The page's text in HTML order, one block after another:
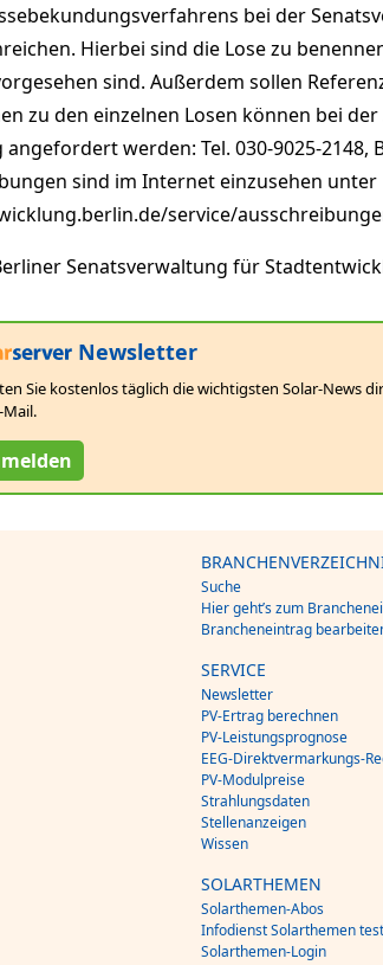
bei der
Hierbei sind die Lose zu
sind. Außerdem sollen
zu den einzelnen Losen können bei
werden: Tel. 030-9025-2148,
sind im Internet einzusehen unter
service/
Senatsverwaltung für
Newsletter
Sie kostenlos täglich die wichtigsten Solar-News
Mail.
Suche
Hier geht’s zum
Brancheneintrag
SERVICE
Newsletter
PV-Ertrag berechnen
PV-Leistungsprognose
EEG-Direktvermarkungs-
PV-Modulpreise
Strahlungsdaten
Stellenanzeigen
Wissen
SOLARTHEMEN
Solarthemen-Abos
Infodienst Solarthemen
Solarthemen-Login